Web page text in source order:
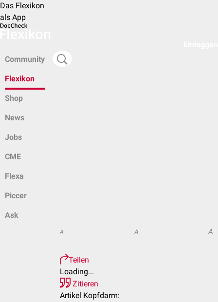
Das Flexikon
als App
Community
Flexikon
Shop
News
Jobs
CME
Flexa
Piccer
Ask
A A A
Teilen
Loading...
Zitieren
Artikel Kopfdarm: